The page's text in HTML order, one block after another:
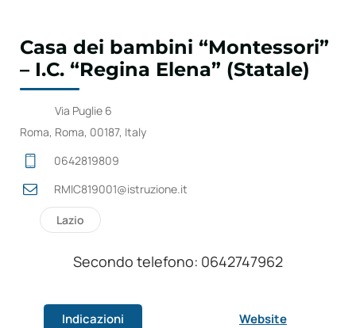
Casa dei bambini “Montessori”
– I.C. “Regina Elena” (Statale)
Via Puglie 6
Roma, Roma, 00187, Italy
0642819809
RMIC819001@istruzione.it
Lazio
Secondo telefono: 0642747962
Indicazioni Website